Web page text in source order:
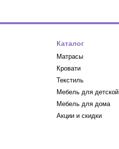
Каталог
Матрасы
Кровати
Текстиль
Мебель для детской
Мебель для дома
Акции и скидки